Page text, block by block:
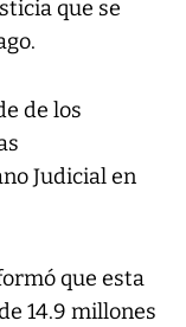
que se
de los
Judicial en
que esta
14.9 millones